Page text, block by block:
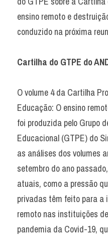
ensino remoto e
conduzido na próxima
Cartilha do GTPE do
O volume 4 da Cartilha
Educação: O ensino
foi produzida pelo Grupo
Educacional (GTPE) do
as análises dos volumes
setembro do ano
atuais, como a pressão
privadas têm feito para a
remoto nas instituições
pandemia da Covid-19,